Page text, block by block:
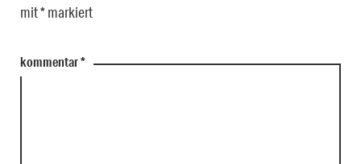
mit*markiert
kommentar*